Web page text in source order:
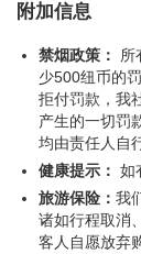
附加信息
禁烟政策：
所
少500纽币的
拒付罚款，我
产生的一切罚
均由责任人自
健康提示： 如
旅游保险： 我
诸如行程取消
客人自愿放弃